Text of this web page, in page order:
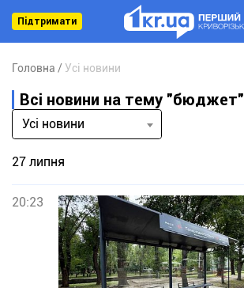
Підтримати
Головна Усі новини
Всі новини на тему "бюджет"
Усі новини
27 липня
20:23